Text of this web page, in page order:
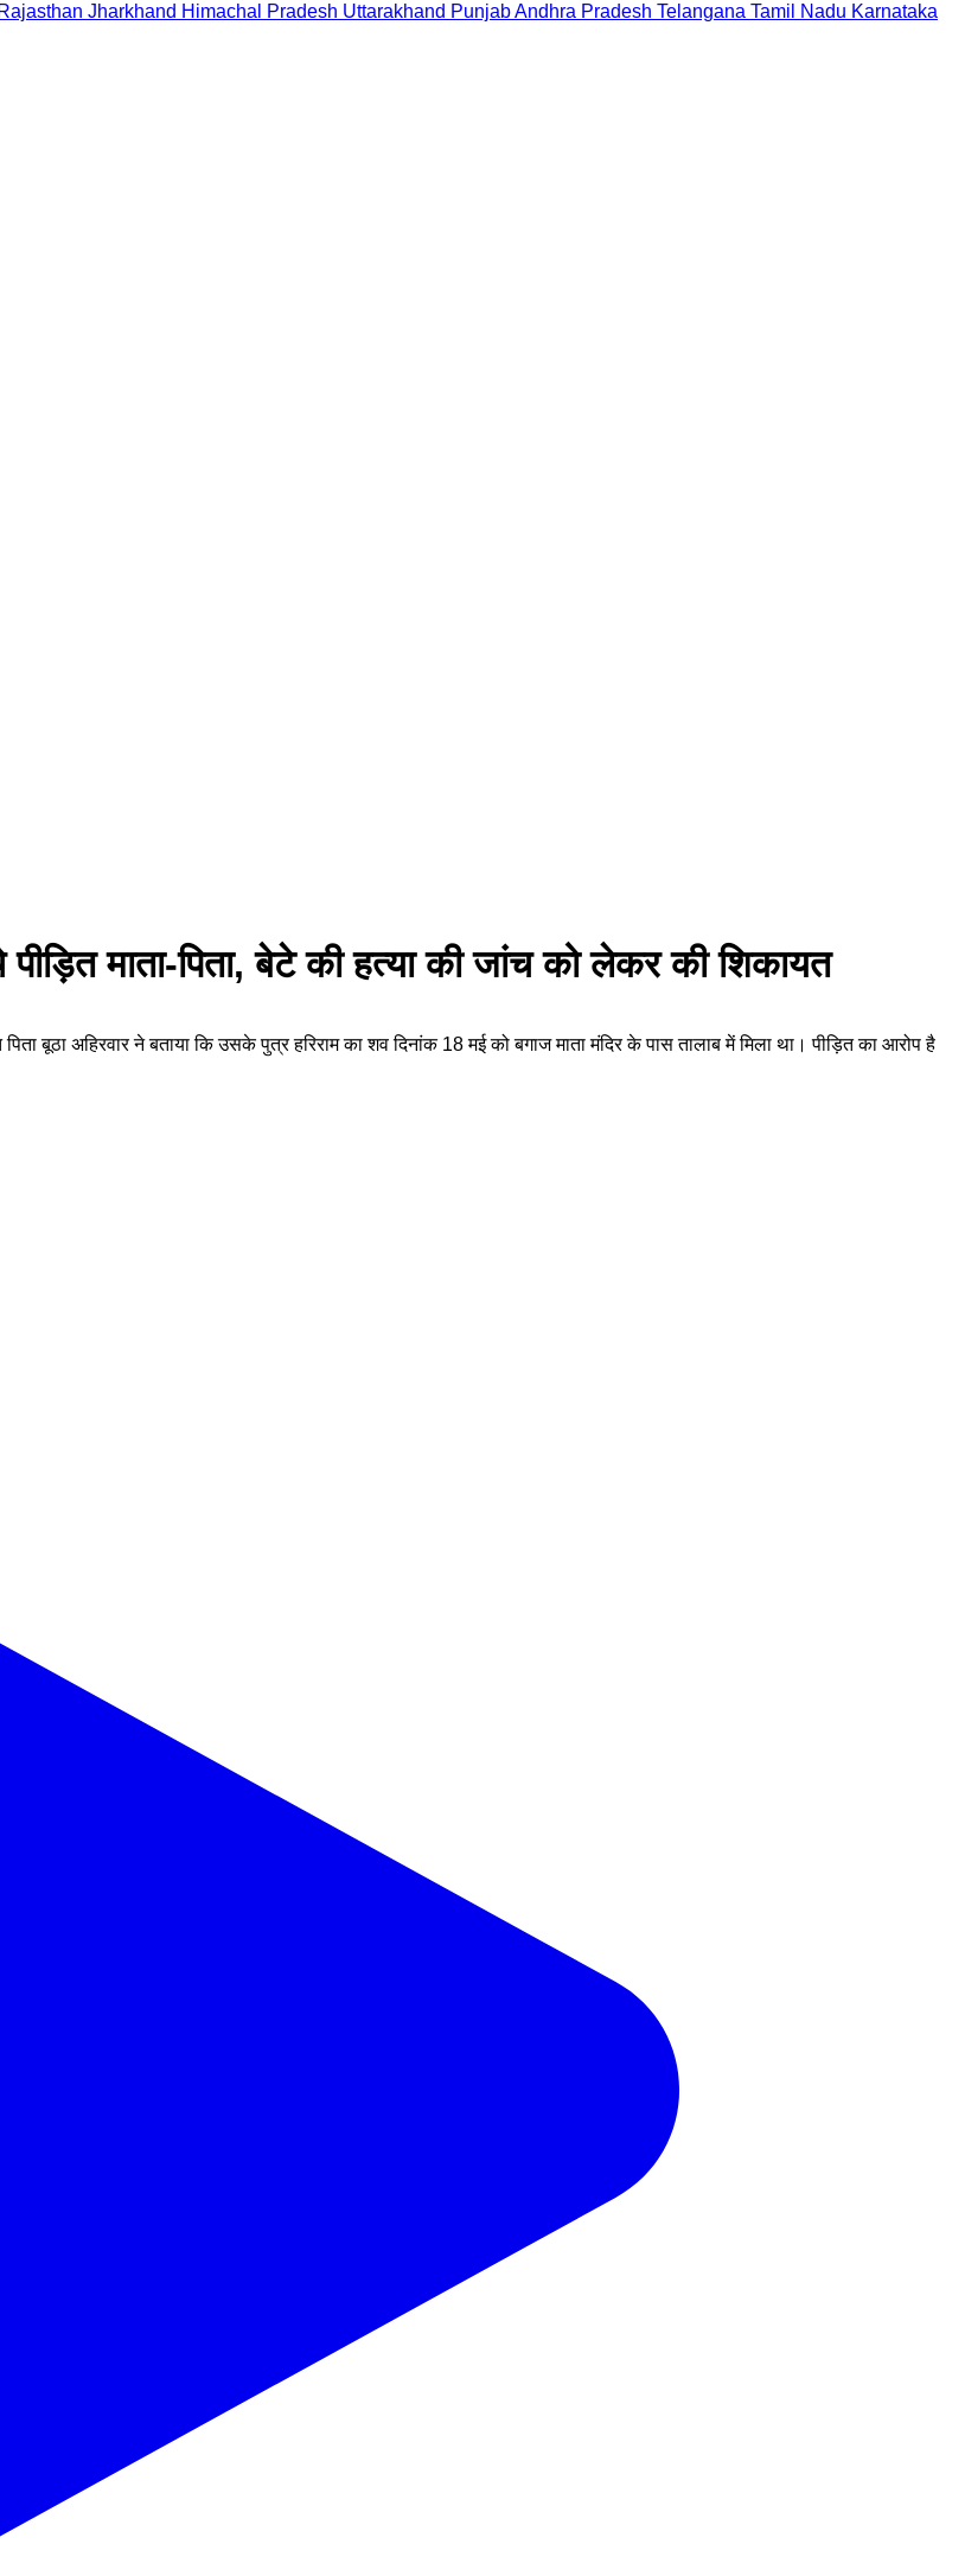
Rajasthan Jharkhand Himachal Pradesh Uttarakhand PunjabAndhra Pradesh Telangana Tamil Nadu Karnataka
माता-पिता, बेटे की हत्या की जांच को लेकर की शिकायत
बूठा अहिरवार ने बताया कि उसके पुत्र हरिराम का शव दिनांक 18 मई को बगाज माता मंदिर के पास तालाब में मिला था। पीड़ित का आरोप है